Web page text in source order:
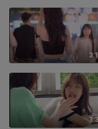
Bahasa Melayu